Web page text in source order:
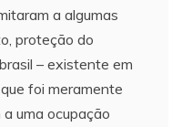
a algumas
proteção do
– existente em
foi meramente
uma ocupação